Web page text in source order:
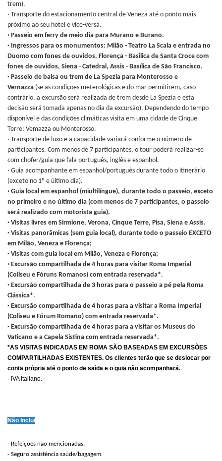
trem).
· Transporte do estacionamento central de Veneza até o ponto mais
próximo ao seu hotel e vice-versa.
· Passeio em ferry de meio dia para Murano e Burano.
· Ingressos para os monumentos: Milão - Teatro La Scala e entrada no
Duomo com fones de ouvidos, Florença - Basilica de Santa Croce com
fones de ouvidos, Siena - Catedral, Assis - Basílica de São Francisco.
· Passeio de balsa ou trem de La Spezia para Monterosso e
Vernazza (se as condições meterológicas e do mar permitirem, caso
contrário, a excursão será realizada de trem desde La Spezia e esta
decisão será tomada apenas no dia da excursão). Dependendo do tempo
disponível e das condições climáticas visita em uma cidade de Cinque
Terre: Vemazza ou Monterosso.
· Transporte de luxo e a capacidade variará conforme o número de
participantes. Com menos de 7 participantes, o tour poderá realizar-se
com chofer/guia que fala português, inglês e espanhol.
· Guia acompanhante em espanhol/português durante todo o itinerário
(exceto no 1º e último dia).
· Guia local em espanhol (miultilíngue), durante todo o passeio, exceto
no primeiro e no último dia (com menos de 7 participantes, o passeio
será realizado com motorista guia).
· Visitas livres em Sirmione, Verona, Cinque Terre, Pisa, Siena e Assis.
· Visitas panorâmicas (sem guia local), durante todo o passeio EXCETO
em Milão, Veneza e Florença;
· Visitas com guia local em Milão, Veneza e Florença;
· Excursão compartilhada de 4 horas para visitar Roma Imperial
(Coliseu e Fóruns Romanos) com entrada reservada*.
· Excursão compartilhada de 3 horas para o passeio a pé pela Roma
Clássica*.
· Excursão compartilhada de 4 horas para a visitar a Roma Imperial
(Coliseu e Fórum Romano) com entrada reservada*.
· Excursão compartilhada de 4 horas para a visitar os Museus do
Vaticano e a Capela Sistina com entrada reservada*.
*AS VISITAS INDICADAS EM ROMA SÃO BASEADAS EM EXCURSÕES
COMPARTILHADAS EXISTENTES. Os clientes terão que se deslocar por
conta própria até o ponto de saída e o guia não acompanhará.
· IVA italiano.
Não Inclui
- Refeições não mencionadas.
- Seguro assistência saúde/bagagem.